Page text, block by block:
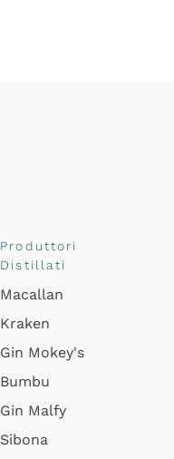
Produttori
Distillati
Macallan
Kraken
Gin Mokey's
Bumbu
Gin Malfy
Sibona